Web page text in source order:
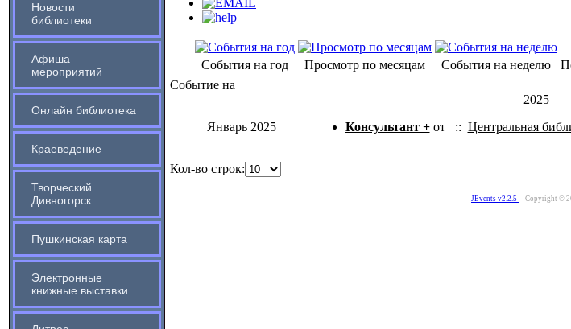
Новости
библиотеки
Афиша
мероприятий
Онлайн библиотека
Краеведение
Творческий
Дивногорск
Пушкинская карта
Электронные
книжные выставки
События на год Просмотр по месяцам События на неделю
Событие на
2025
Январь 2025
Консультант +от :: Центральная
Кол-во строк:
JEvents v2.2.5 Copyright ©